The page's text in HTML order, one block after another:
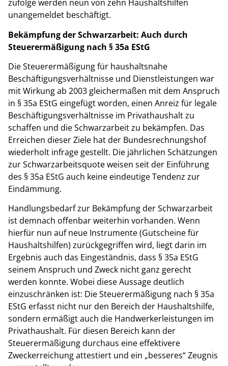
zufolge werden neun von zehn Haushaltshilfen
unangemeldet beschäftigt.
Bekämpfung der Schwarzarbeit: Auch durch
Steuerermäßigung nach § 35a EStG
Die Steuerermäßigung für haushaltsnahe
Beschäftigungsverhältnisse und Dienstleistungen war
mit Wirkung ab 2003 gleichermaßen mit dem Anspruch
in § 35a EStG eingefügt worden, einen Anreiz für legale
Beschäftigungsverhältnisse im Privathaushalt zu
schaffen und die Schwarzarbeit zu bekämpfen. Das
Erreichen dieser Ziele hat der Bundesrechnungshof
wiederholt infrage gestellt. Die jährlichen Schätzungen
zur Schwarzarbeitsquote weisen seit der Einführung
des § 35a EStG auch keine eindeutige Tendenz zur
Eindämmung.
Handlungsbedarf zur Bekämpfung der Schwarzarbeit
ist demnach offenbar weiterhin vorhanden. Wenn
hierfür nun auf neue Instrumente (Gutscheine für
Haushaltshilfen) zurückgegriffen wird, liegt darin im
Ergebnis auch das Eingeständnis, dass § 35a EStG
seinem Anspruch und Zweck nicht ganz gerecht
werden konnte. Wobei diese Aussage deutlich
einzuschränken ist: Die Steuerermäßigung nach § 35a
EStG erfasst nicht nur den Bereich der Haushaltshilfe,
sondern ermäßigt auch die Handwerkerleistungen im
Privathaushalt. Für diesen Bereich kann der
Steuerermäßigung durchaus eine effektivere
Zweckerreichung attestiert und ein „besseres“ Zeugnis